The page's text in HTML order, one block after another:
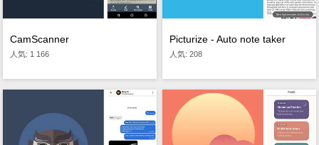
CamScanner
人気: 1 166
Picturize - Auto note taker
人気: 208